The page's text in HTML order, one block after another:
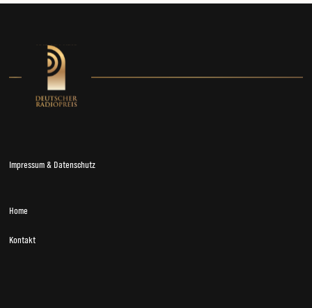
Impressum & Datenschutz
Home
Kontakt